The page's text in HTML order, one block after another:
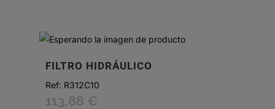
FILTRO HIDRÁULICO
Ref: R312C10
113,88 €